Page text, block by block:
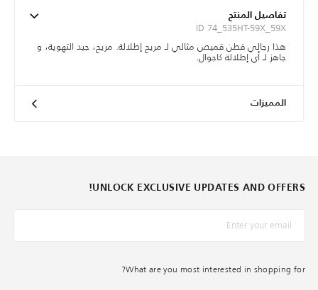
تفاصيل المنتج
ID 74_535HT-59X_59X
هذا رجالي قطن قميص مثالي لـ مريح إطلالة. مريح، جيد التهوية، و
جاهز لـ أي إطلالة كاجوال.
المميزات
UNLOCK EXCLUSIVE UPDATES AND OFFERS!
*البريد الإلكترونيّ
What are you most interested in shopping for?